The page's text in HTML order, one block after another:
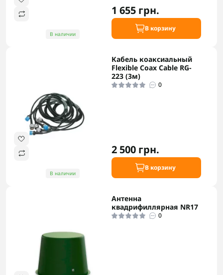
В наличии
1 655 грн.
В корзину
В наличии
Кабель коаксиальный
Flexible Coax Cable RG-
223 (3м)
0
2 500 грн.
В корзину
Антенна
квадрифиллярная NR17
0